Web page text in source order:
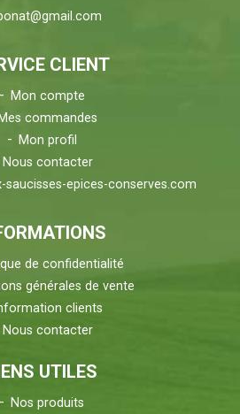
CLIENT
Mon compte
Mes commandes
Mon profil
Nous contacter
saucisses-epices-conserves.com
de confidentialité
générales de vente
clients
Nous contacter
UTILES
Nos produits